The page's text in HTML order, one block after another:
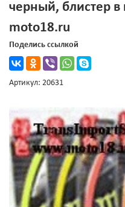
черный, блистер в
moto18.ru
Поделись ссылкой
Артикул: 20631